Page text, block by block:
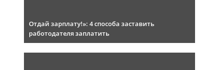
Отдай зарплату!»: 4 способа заставить
работодателя заплатить